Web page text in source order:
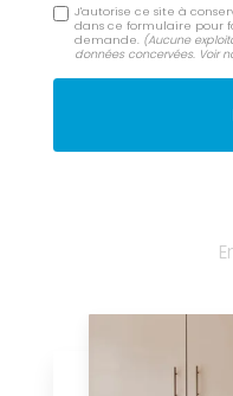
J'autorise ce site à
dans ce formulaire pour
demande. (Aucune
données concervées. Voir